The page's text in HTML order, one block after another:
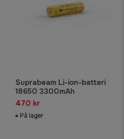
Suprabeam Li-ion-batteri
18650 3300mAh
470 kr
På lager